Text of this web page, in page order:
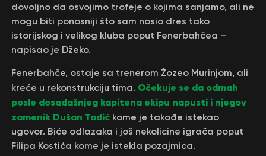
dovoljno da osvojimo trofeje o kojima sanjamo, ali ne
mogu biti ponosniji što sam nosio dres tako
istorijskog i velikog kluba poput Fenerbahčea –
napisao je Džeko.
Fenerbahče, ostaje sa trenerom Žozeo Murinjom, ali
kreće u rekonstrukciju tima. Očekuje se da odmah
posle dosadašnjeg kapitena ekipu napusti i njegov
zamenik Dušan Tadićkome je takođe istekao
ugovor. Biće odlazaka i još nekolicine igrača poput
Filipa Kostića kome je istekla pozajmica.